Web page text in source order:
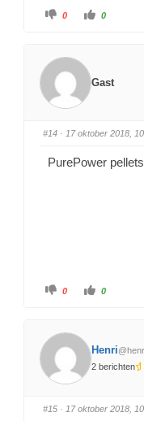
0 0
Gast
#14 · 17 oktober 2018,
PurePower
0 0
Henri
2 berichten
#15 · 17 oktober 2018,